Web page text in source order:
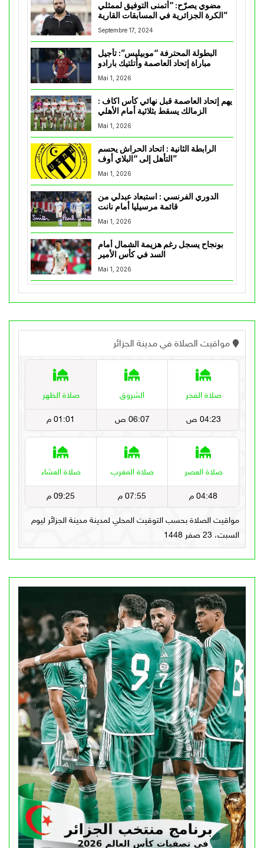
مضوي يصرّح: “أتمنى التوفيق لممثلي
الكرة الجزائرية في المسابقات القارية”
Septembre 17, 2024
البطولة المحترفة “موبيليس”: تأجيل
مباراة إتحاد العاصمة وأتلتيك بارادو
Mai 1, 2026
يهم إتحاد العاصمة قبل نهائي كأس اكاف :
Mai 1, 2026
الرابطة الثانية : اتحاد الحراش يحسم
التأهل إلى “البلاي أوف”
Mai 1, 2026
الدوري الفرنسي : استبعاد عبدلي من
قائمة مرسيليا أمام نانت
Mai 1, 2026
بونجاح يسجل رغم هزيمة الشمال أمام
السد في كأس الأمير
Mai 1, 2026